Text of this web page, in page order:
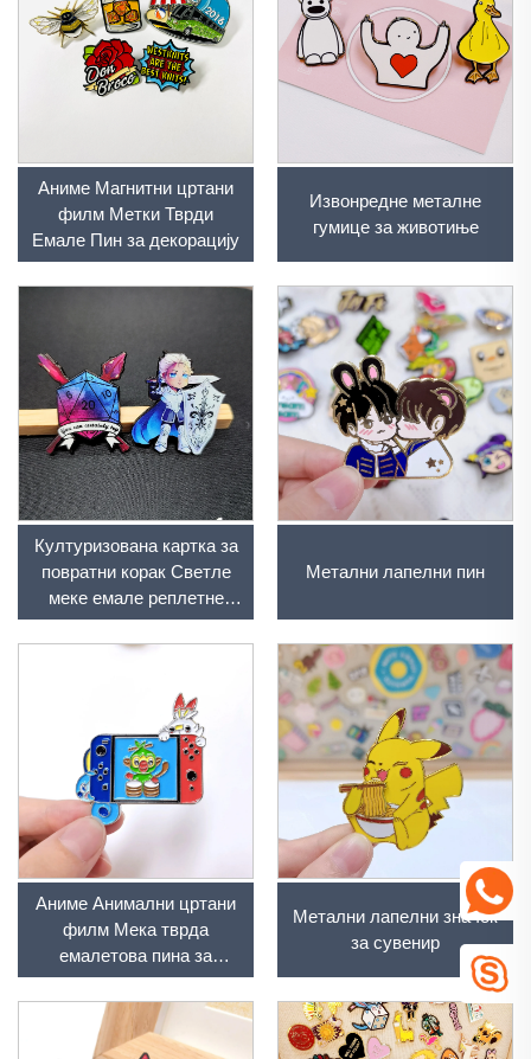
Емамелна Купона Брош
Лапел Пин
Аниме Магнитни цртани
филм Метки Тврди
Емале Пин за декорацију
Извонредне металне
гумице за животиње
Културизована картка за
повратни корак Светле
меке емале реплетне
пине
Метални лапелни пин
Аниме Анимални цртани
филм Мека тврда
емалетова пина за
декорацију
Метални лапелни значок
за сувенир